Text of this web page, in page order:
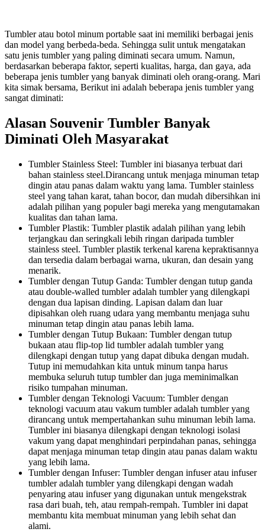
Tumbler atau botol minum portable saat ini memiliki berbagai jenis
dan model yang berbeda-beda. Sehingga sulit untuk mengatakan
satu jenis tumbler yang paling diminati secara umum. Namun,
berdasarkan beberapa faktor, seperti kualitas, harga, dan gaya, ada
beberapa jenis tumbler yang banyak diminati oleh orang-orang. Mari
kita simak bersama, Berikut ini adalah beberapa jenis tumbler yang
sangat diminati:
Alasan Souvenir Tumbler Banyak
Diminati Oleh Masyarakat
Tumbler Stainless Steel: Tumbler ini biasanya terbuat dari
bahan stainless steel.Dirancang untuk menjaga minuman tetap
dingin atau panas dalam waktu yang lama. Tumbler stainless
steel yang tahan karat, tahan bocor, dan mudah dibersihkan ini
adalah pilihan yang populer bagi mereka yang mengutamakan
kualitas dan tahan lama.
Tumbler Plastik: Tumbler plastik adalah pilihan yang lebih
terjangkau dan seringkali lebih ringan daripada tumbler
stainless steel. Tumbler plastik terkenal karena kepraktisannya
dan tersedia dalam berbagai warna, ukuran, dan desain yang
menarik.
Tumbler dengan Tutup Ganda: Tumbler dengan tutup ganda
atau double-walled tumbler adalah tumbler yang dilengkapi
dengan dua lapisan dinding. Lapisan dalam dan luar
dipisahkan oleh ruang udara yang membantu menjaga suhu
minuman tetap dingin atau panas lebih lama.
Tumbler dengan Tutup Bukaan: Tumbler dengan tutup
bukaan atau flip-top lid tumbler adalah tumbler yang
dilengkapi dengan tutup yang dapat dibuka dengan mudah.
Tutup ini memudahkan kita untuk minum tanpa harus
membuka seluruh tutup tumbler dan juga meminimalkan
risiko tumpahan minuman.
Tumbler dengan Teknologi Vacuum: Tumbler dengan
teknologi vacuum atau vakum tumbler adalah tumbler yang
dirancang untuk mempertahankan suhu minuman lebih lama.
Tumbler ini biasanya dilengkapi dengan teknologi isolasi
vakum yang dapat menghindari perpindahan panas, sehingga
dapat menjaga minuman tetap dingin atau panas dalam waktu
yang lebih lama.
Tumbler dengan Infuser: Tumbler dengan infuser atau infuser
tumbler adalah tumbler yang dilengkapi dengan wadah
penyaring atau infuser yang digunakan untuk mengekstrak
rasa dari buah, teh, atau rempah-rempah. Tumbler ini dapat
membantu kita membuat minuman yang lebih sehat dan
alami.